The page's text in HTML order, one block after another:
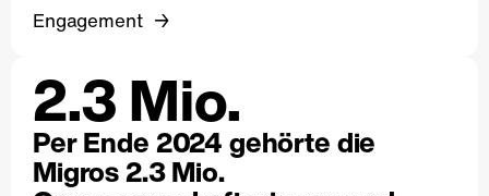
Engagement
2.3 Mio.
Per Ende 2024 gehörte die
Migros 2.3 Mio.